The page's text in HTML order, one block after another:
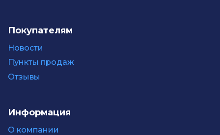
Покупателям
Новости
Пункты продаж
Отзывы
Информация
О компании